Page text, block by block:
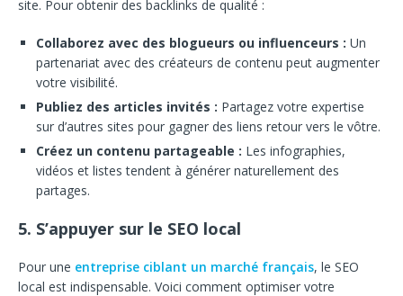
site. Pour obtenir des backlinks de qualité :
Collaborez avec des blogueurs ou influenceurs : Un
partenariat avec des créateurs de contenu peut augmenter
votre visibilité.
Publiez des articles invités : Partagez votre expertise
sur d’autres sites pour gagner des liens retour vers le vôtre.
Créez un contenu partageable : Les infographies,
vidéos et listes tendent à générer naturellement des
partages.
5. S’appuyer sur le SEO local
Pour une entreprise ciblant un marché français, le SEO
local est indispensable. Voici comment optimiser votre